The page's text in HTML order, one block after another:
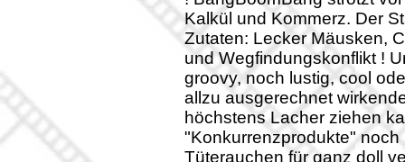
Kalkül und Kommerz. Der
Zutaten: Lecker Mäusken,
und Wegfindungskonflikt !
groovy, noch lustig, cool
allzu ausgerechnet
höchstens Lacher ziehen
"Konkurrenzprodukte"
Tüterauchen für ganz doll